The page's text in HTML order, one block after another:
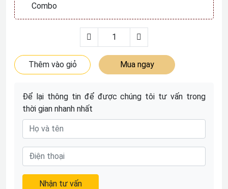
Combo
Thêm vào giỏ Mua ngay
Để lại thông tin để được chúng tôi tư vấn trong
thời gian nhanh nhất
Nhận tư vấn